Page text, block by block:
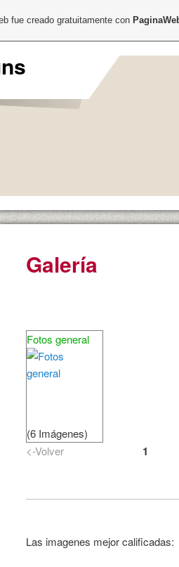
Galería
Fotos general
(6 Imágenes)
<-Volver
1
Las imagenes mejor calificadas:
fue creado gratuitamente con